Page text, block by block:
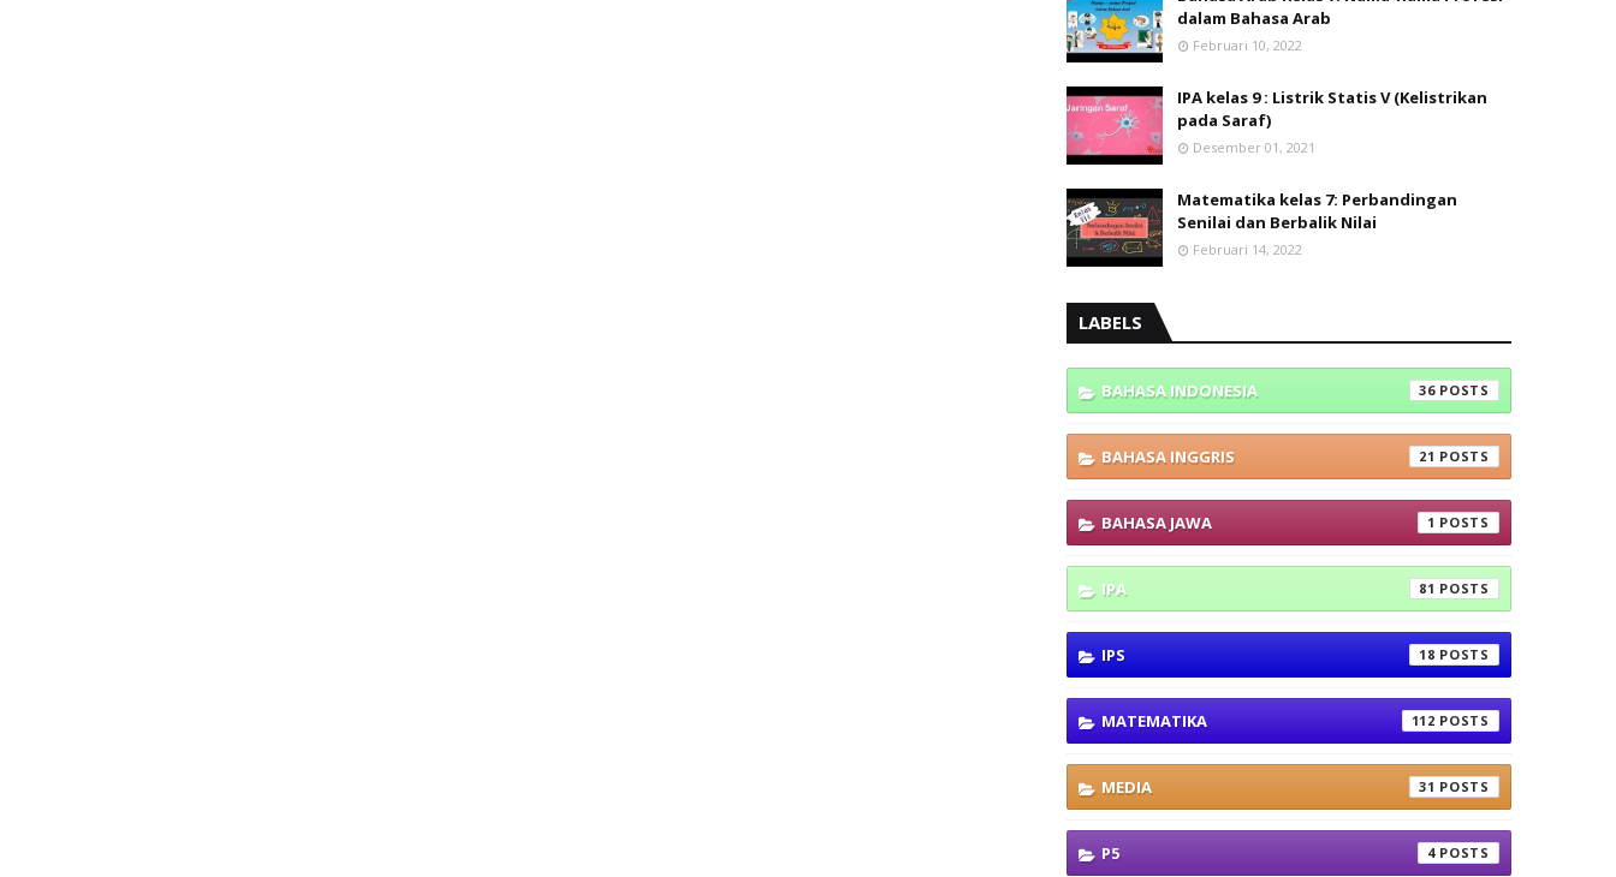
dalam Bahasa Arab
Februari 10, 2022
IPA kelas 9 : Listrik Statis V (Kelistrikan
pada Saraf)
Desember 01, 2021
Matematika kelas 7: Perbandingan
Senilai dan Berbalik Nilai
Februari 14, 2022
LABELS
BAHASA INDONESIA 36
BAHASA INGGRIS 21
BAHASA JAWA 1
IPA 81
IPS 18
MATEMATIKA 112
MEDIA 31
P5 4